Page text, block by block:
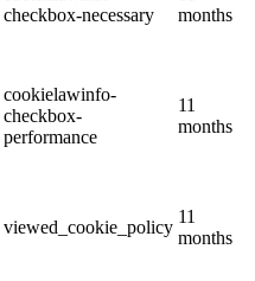
checkbox-necessary
months
cookielawinfo-
checkbox-
performance
11
months
viewed_cookie_policy
11
months